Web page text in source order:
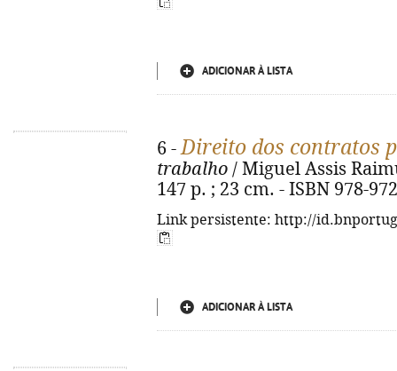
ADICIONAR À LISTA
6 -Direito dos contratos
trabalho / Miguel Assis
147 p. ; 23 cm. - ISBN 978-
Link persistente: http://
ADICIONAR À LISTA